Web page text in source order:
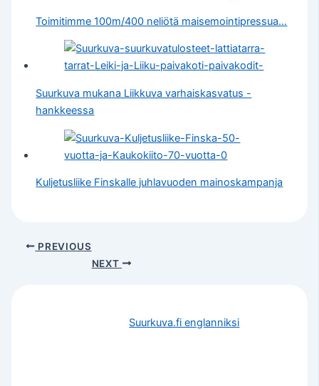
Toimitimme 100m/400 neliötä maisemointipressua…
Suurkuva mukana Liikkuva varhaiskasvatus -
hankkeessa
Kuljetusliike Finskalle juhlavuoden mainoskampanja
PREVIOUS
NEXT
Suurkuva.fi englanniksi